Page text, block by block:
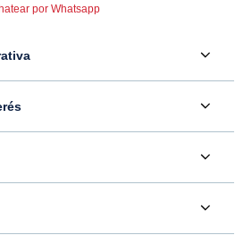
financiero
por Whatsapp